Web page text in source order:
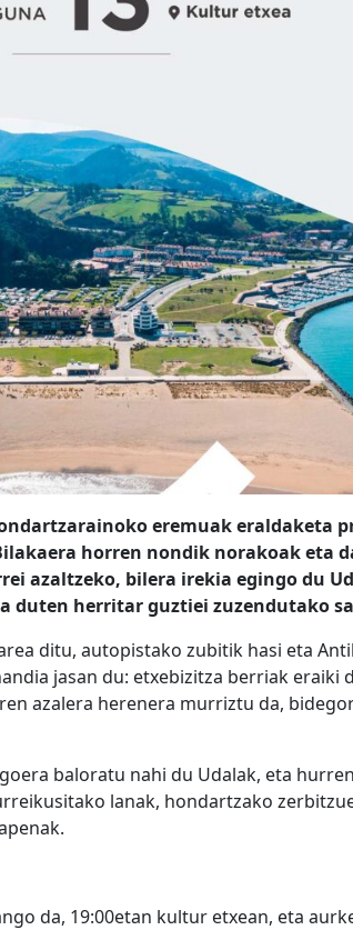
eremuak eraldaketa
horren nondik norakoak eta
azaltzeko, bilera irekia egingo du
duten herritar guztiei zuzendutako
ditu, autopistako zubitik hasi eta
jasan du: etxebizitza berriak eraiki
azalera herenera murriztu da,
baloratu nahi du Udalak, eta
lanak, hondartzako
da, 19:00etan kultur etxean, eta